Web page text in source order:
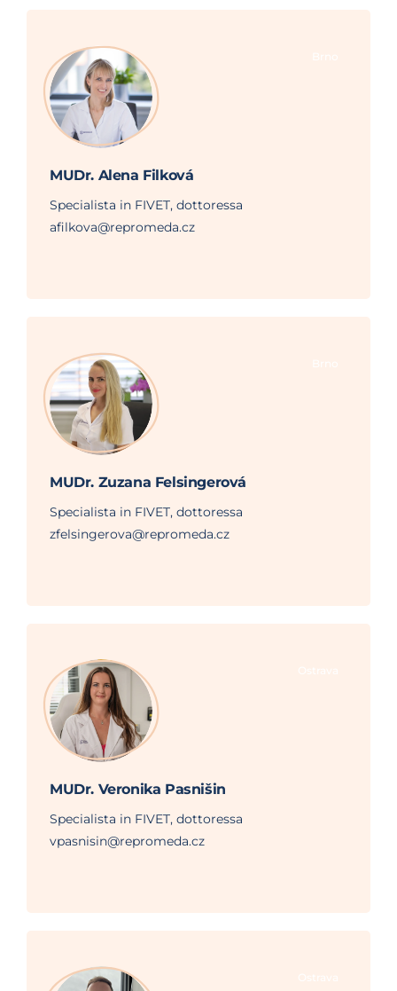
MUDr. Alena Filková
Specialista in FIVET, dottoressa
afilkova@repromeda.cz
MUDr. Zuzana Felsingerová
Specialista in FIVET, dottoressa
zfelsingerova@repromeda.cz
MUDr. Veronika Pasnišin
Specialista in FIVET, dottoressa
vpasnisin@repromeda.cz